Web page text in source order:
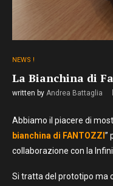
NEWS !
La Bianchina di
written by Andrea Battaglia
Abbiamo il piacere di
bianchina di FANTOZZI ”
collaborazione con la
Si tratta del prototipo ma